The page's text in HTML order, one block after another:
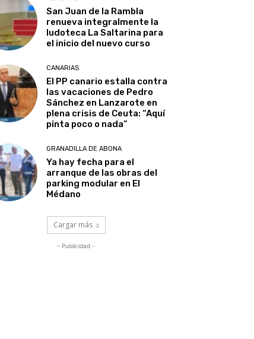
San Juan de la Rambla
renueva integralmente la
ludoteca La Saltarina para
el inicio del nuevo curso
CANARIAS
El PP canario estalla contra
las vacaciones de Pedro
Sánchez en Lanzarote en
plena crisis de Ceuta: “Aquí
pinta poco o nada”
GRANADILLA DE ABONA
Ya hay fecha para el
arranque de las obras del
parking modular en El
Médano
Cargar más
- Publicidad -